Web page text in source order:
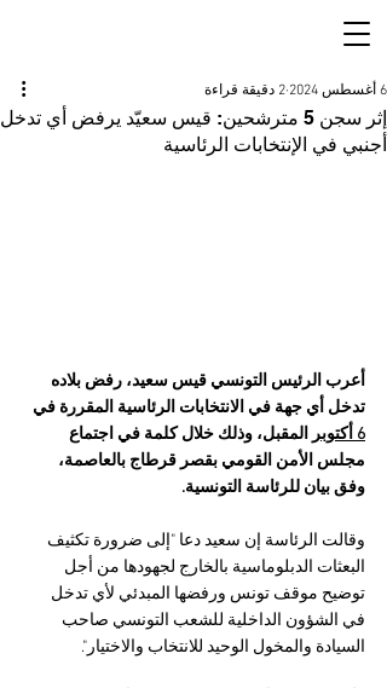
إثر سجن 5 مترشحين: قيس سعيّد يرفض أي تدخل
أجنبي في الإنتخابات الرئاسية
6 أغسطس 2024 2 دقيقة قراءة
أعرب الرئيس التونسي قيس سعيد، رفض بلاده
تدخل أي جهة في الانتخابات الرئاسية المقررة في
6 أكتوبر
المقبل، وذلك خلال كلمة في اجتماع
مجلس الأمن القومي بقصر قرطاج بالعاصمة،
وفق بيان للرئاسة التونسية.
وقالت الرئاسة إن سعيد دعا "إلى ضرورة تكثيف
البعثات الدبلوماسية بالخارج لجهودها من أجل
توضيح موقف تونس ورفضها المبدئي لأي تدخل
في الشؤون الداخلية للشعب التونسي صاحب
السيادة والمخول الوحيد للانتخاب والاختيار".